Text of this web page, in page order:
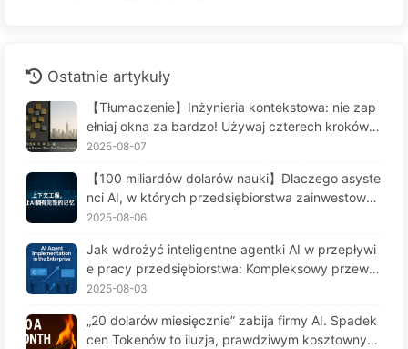
Ostatnie artykuły
【Tłumaczenie】Inżynieria kontekstowa: nie zap
ełniaj okna za bardzo! Używaj czterech kroków d
o zarządzania kontekstem, bądź czujny na zafał
ewnątrz — Uczymy się AI powoli 170
2025-08-07
【100 miliardów dolarów nauki】Dlaczego asyste
nci AI, w których przedsiębiorstwa zainwestował
y fortunę, cierpią na "amnezję" w kluczowych mo
wydajności? — Powoli ucz się AI 169
2025-08-06
Jak wdrożyć inteligentne agentki AI w przepływi
e pracy przedsiębiorstwa: Kompleksowy przewo
dnik wdrożenia na rok 2025 - Powoli ucz się AI16
2025-08-03
„20 dolarów miesięcznie” zabija firmy AI. Spadek
cen Tokenów to iluzja, prawdziwym kosztownym